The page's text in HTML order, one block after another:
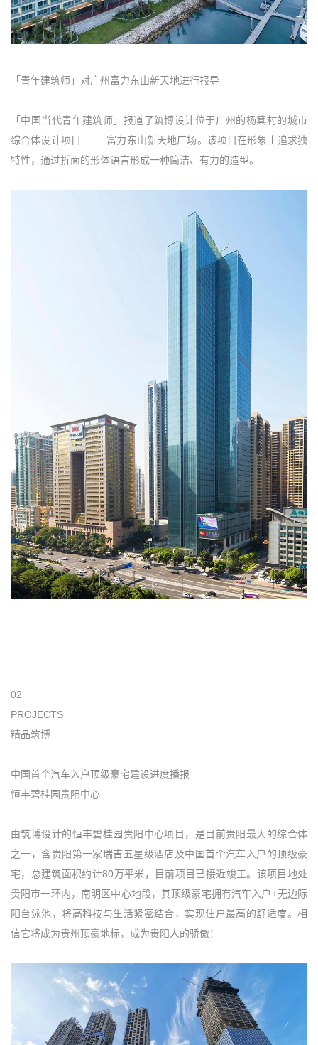
「青年建筑师」对广州富力东山新天地进行报导
「中国当代青年建筑师」报道了筑博设计位于广州的杨箕村的城市
综合体设计项目 —— 富力东山新天地广场。该项目在形象上追求独
特性，通过折面的形体语言形成一种简洁、有力的造型。
02
PROJECTS
精品筑博
中国首个汽车入户顶级豪宅建设进度播报
恒丰碧桂园贵阳中心
由筑博设计的恒丰碧桂园贵阳中心项目，是目前贵阳最大的综合体
之一，含贵阳第一家瑞吉五星级酒店及中国首个汽车入户的顶级豪
宅，总建筑面积约计80万平米，目前项目已接近竣工。该项目地处
贵阳市一环内，南明区中心地段，其顶级豪宅拥有汽车入户+无边际
阳台泳池，将高科技与生活紧密结合，实现住户最高的舒适度。相
信它将成为贵州顶豪地标，成为贵阳人的骄傲！